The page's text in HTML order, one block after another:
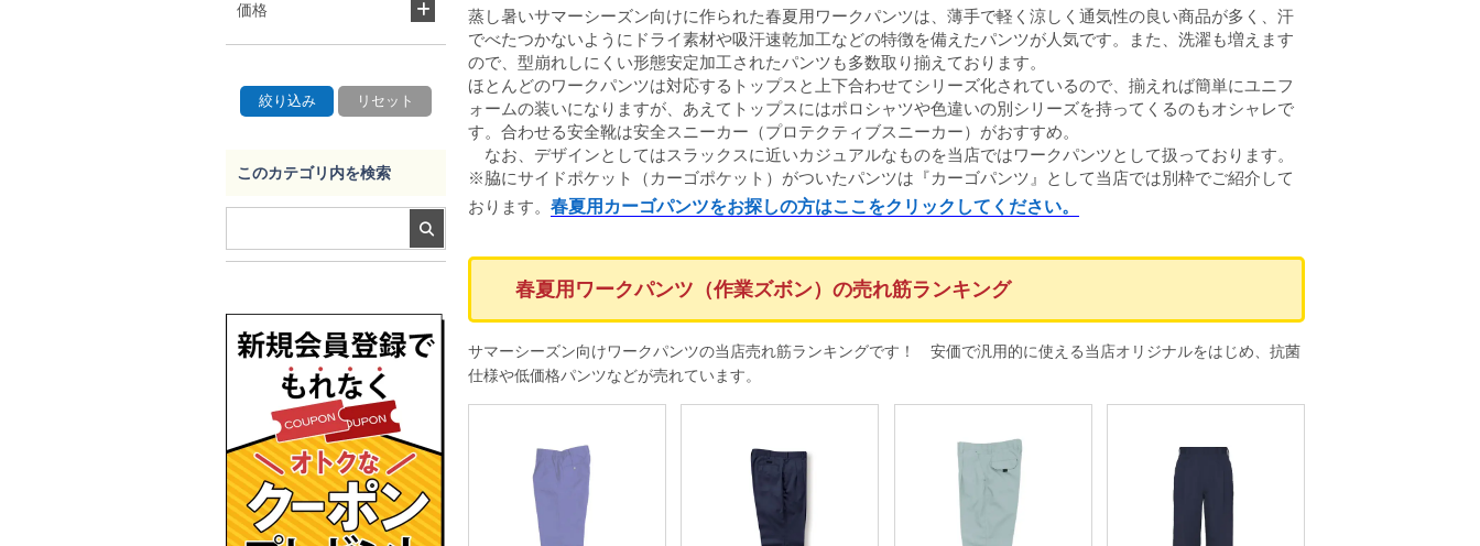
蒸し暑いサマーシーズン向けに作られた春夏用ワークパンツは、薄手で軽く涼しく通気性の良い商品が多く、汗
でべたつかないようにドライ素材や吸汗速乾加工などの特徴を備えたパンツが人気です。また、洗濯も増えます
ので、型崩れしにくい形態安定加工されたパンツも多数取り揃えております。
ほとんどのワークパンツは対応するトップスと上下合わせてシリーズ化されているので、揃えれば簡単にユニフ
ォームの装いになりますが、あえてトップスにはポロシャツや色違いの別シリーズを持ってくるのもオシャレで
す。合わせる安全靴は安全スニーカー（プロテクティブスニーカー）がおすすめ。
なお、デザインとしてはスラックスに近いカジュアルなものを当店ではワークパンツとして扱っております。
※脇にサイドポケット（カーゴポケット）がついたパンツは『カーゴパンツ』として当店では別枠でご紹介して
おります。 春夏用カーゴパンツをお探しの方はここをクリックしてください。
春夏用ワークパンツ（作業ズボン）の売れ筋ランキング
サマーシーズン向けワークパンツの当店売れ筋ランキングです！ 安価で汎用的に使える当店オリジナルをはじめ、抗菌
仕様や低価格パンツなどが売れています。
価格
このカテゴリ内を検索